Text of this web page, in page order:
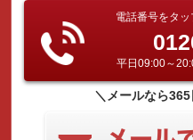
電話番号をタ
平日09:00～
＼メールなら